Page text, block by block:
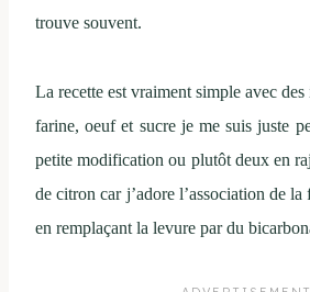
trouve souvent.
La recette est vraiment simple avec
farine, oeuf et sucre je me suis juste
petite modification ou plutôt deux en
de citron car j’adore l’association de
en remplaçant la levure par du